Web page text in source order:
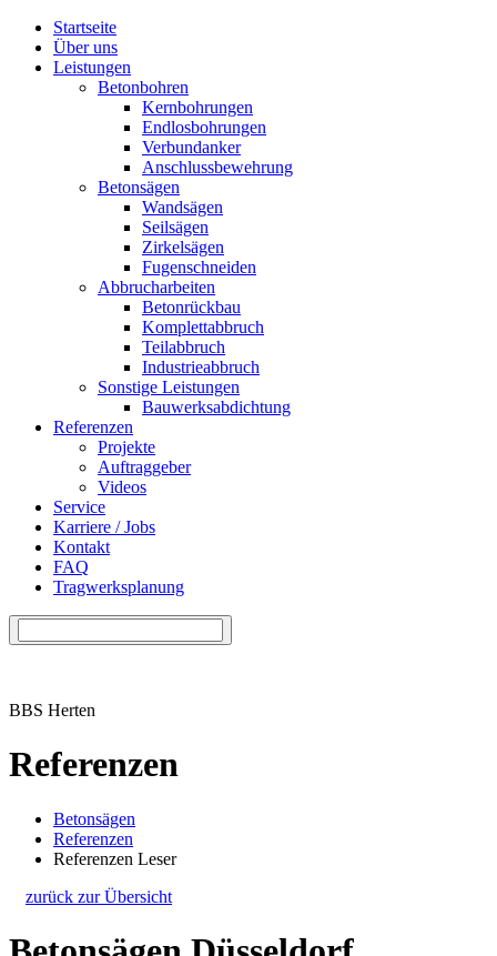
Startseite
Über uns
Leistungen
Betonbohren
Kernbohrungen
Endlosbohrungen
Verbundanker
Anschlussbewehrung
Betonsägen
Wandsägen
Seilsägen
Zirkelsägen
Fugenschneiden
Abbrucharbeiten
Betonrückbau
Komplettabbruch
Teilabbruch
Industrieabbruch
Sonstige Leistungen
Bauwerksabdichtung
Referenzen
Projekte
Auftraggeber
Videos
Service
Karriere / Jobs
Kontakt
FAQ
Tragwerksplanung
BBS Herten
Referenzen
Betonsägen
Referenzen
Referenzen Leser
zurück zur Übersicht